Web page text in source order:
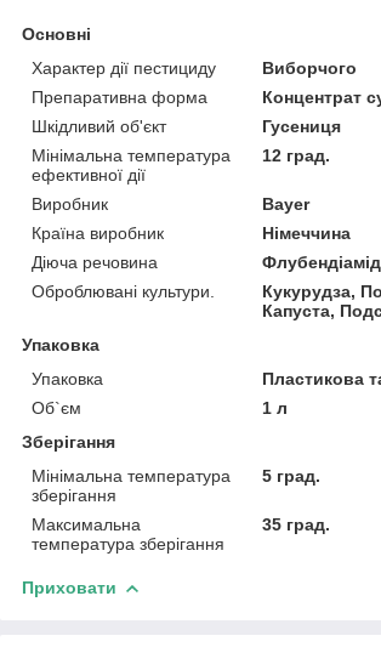
Основні
Характер дії пестициду
Виборчого
Препаративна форма
Концентрат
Шкідливий об'єкт
Гусениця
Мінімальна температура
ефективної дії
12 град.
Виробник
Bayer
Країна виробник
Німеччина
Діюча речовина
Флубендіамід
Оброблювані культури.
Кукурудза,
Капуста,
Упаковка
Упаковка
Пластикова
Об`єм
1 л
Зберігання
Мінімальна температура
зберігання
5 град.
Максимальна
температура зберігання
35 град.
Приховати